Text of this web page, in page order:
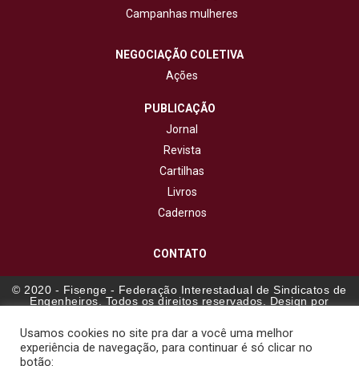
Campanhas mulheres
NEGOCIAÇÃO COLETIVA
Ações
PUBLICAÇÃO
Jornal
Revista
Cartilhas
Livros
Cadernos
CONTATO
© 2020 - Fisenge - Federação Interestadual de Sindicatos de
Engenheiros. Todos os direitos reservados. Design por
Usamos cookies no site pra dar a você uma melhor
experiência de navegação, para continuar é só clicar no
botão: